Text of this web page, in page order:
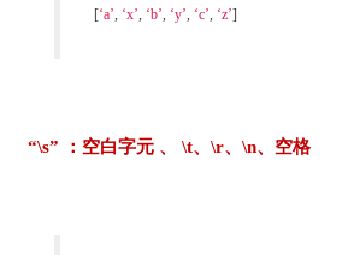
[‘a’, ‘x’, ‘b’, ‘y’, ‘c’, ‘z’]
“\s” ：空白字元 、 \t、\r、\n、空格